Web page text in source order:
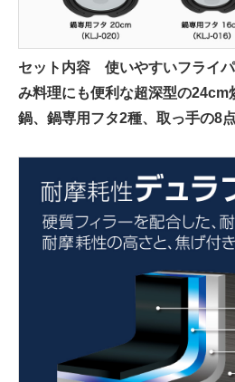
セット内容 使いやすいフライ
み料理にも便利な超深型の
鍋、鍋専用フタ2種、取っ手の8点